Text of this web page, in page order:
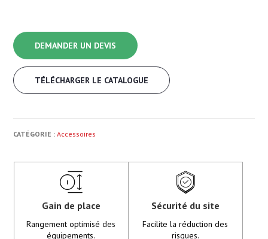
DEMANDER UN DEVIS
TÉLÉCHARGER LE CATALOGUE
CATÉGORIE : Accessoires
Gain de place
Rangement optimisé des
équipements.
Sécurité du site
Facilite la réduction des
risques.